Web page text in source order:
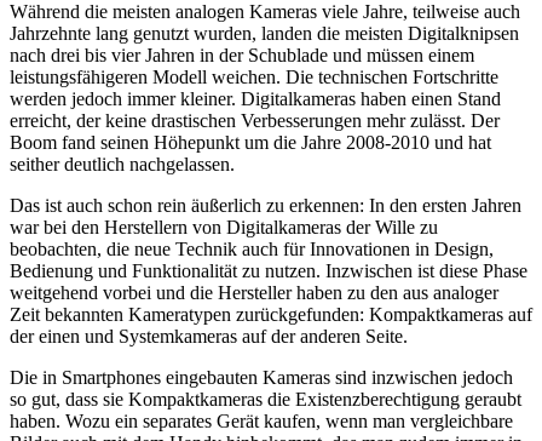
Während die meisten analogen Kameras viele Jahre, teilweise auch
Jahrzehnte lang genutzt wurden, landen die meisten Digitalknipsen
nach drei bis vier Jahren in der Schublade und müssen einem
leistungsfähigeren Modell weichen. Die technischen Fortschritte
werden jedoch immer kleiner. Digitalkameras haben einen Stand
erreicht, der keine drastischen Verbesserungen mehr zulässt. Der
Boom fand seinen Höhepunkt um die Jahre 2008-2010 und hat
seither deutlich nachgelassen.
Das ist auch schon rein äußerlich zu erkennen: In den ersten Jahren
war bei den Herstellern von Digitalkameras der Wille zu
beobachten, die neue Technik auch für Innovationen in Design,
Bedienung und Funktionalität zu nutzen. Inzwischen ist diese Phase
weitgehend vorbei und die Hersteller haben zu den aus analoger
Zeit bekannten Kameratypen zurückgefunden: Kompaktkameras auf
der einen und Systemkameras auf der anderen Seite.
Die in Smartphones eingebauten Kameras sind inzwischen jedoch
so gut, dass sie Kompaktkameras die Existenzberechtigung geraubt
haben. Wozu ein separates Gerät kaufen, wenn man vergleichbare